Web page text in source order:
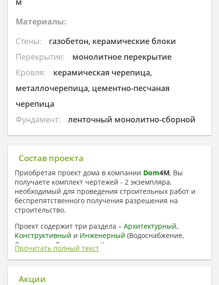
Материалы:
Стены:
газобетон, керамические блоки
Перекрытие:
монолитное перекрытие
Кровля:
керамическая черепица,
металлочерепица, цементно-песчаная
черепица
Фундамент:
ленточный монолитно-сборной
Состав проекта
Приобретая проект дома в компании Dom4M, Вы
получаете комплект чертежей - 2 экземпляра,
необходимый для проведения строительных работ и
беспрепятственного получения разрешения на
строительство.
Проект содержит три раздела – Архитектурный,
Конструктивный и Инженерный (Водоснабжение,
Отопление, Вентиляция, Канализация,
Электроснабжение) + Пояснительная записка
Прочитать полный текст
Акции